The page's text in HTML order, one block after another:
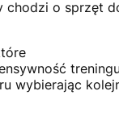
chodzi o sprzęt
wybierając